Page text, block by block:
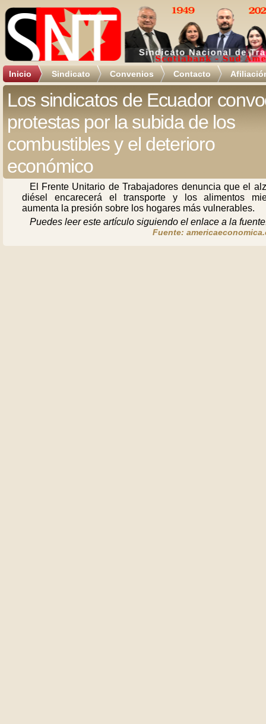
Inicio Sindicato Convenios Contacto
Los sindicatos de Ecuador
protestas por la subida de los
combustibles y el deterioro
económico
El Frente Unitario de Trabajadores denuncia que el
diésel encarecerá el transporte y los alimentos
aumenta la presión sobre los hogares más vulnerables.
Puedes leer este artículo siguiendo el enlace a la
Fuente: